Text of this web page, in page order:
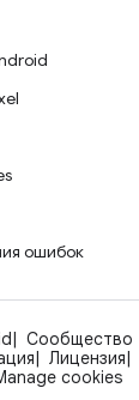
ошибок
Сообщество
Лицензия
cookies